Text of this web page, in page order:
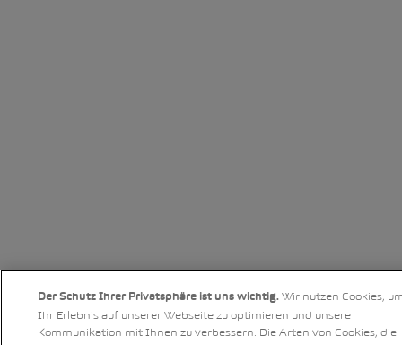
Der Schutz Ihrer Privatsphäre ist uns wichtig. Wir nutzen Cookies,
Ihr Erlebnis auf unserer Webseite zu optimieren und unsere
Kommunikation mit Ihnen zu verbessern. Die Arten von Cookies, die